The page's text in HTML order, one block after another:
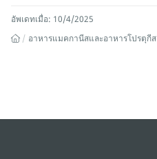
อัพเดทเมื่อ: 10/4/2025
อาหารแมคกานีสและอาหารโปรตุกีส